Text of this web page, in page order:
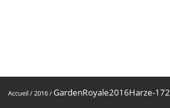
Accueil/2016/ GardenRoyale2016Harze-172